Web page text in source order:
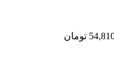
تومان